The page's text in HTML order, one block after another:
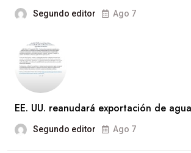
Segundo editor Ago 7
EE. UU. reanudará exportación de
Segundo editor Ago 7